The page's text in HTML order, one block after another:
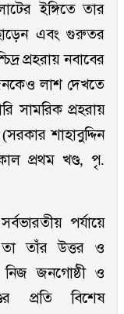
ইঙ্গিতে তার
এবং গুরুতর
প্রহরায় নবাবের
লাশ দেখতে
সামরিক প্রহরায়
শাহাবুদ্দিন
প্রথম খণ্ড, পৃ.
পর্যায়ে
তা তাঁর উত্তর ও
নিজ জনগোষ্ঠী ও
প্রতি বিশেষ